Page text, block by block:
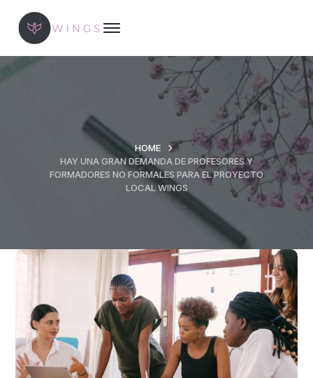
HOME
HAY UNA GRAN DEMANDA DE PROFESORES Y
FORMADORES NO FORMALES PARA EL PROYECTO
LOCAL WINGS